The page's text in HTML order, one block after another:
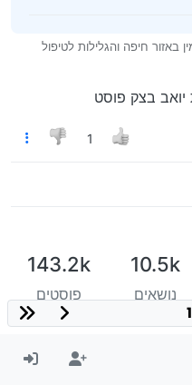
חיפה והגלילות לטיפול
בצק פוסט
1
10.5k
נושאים
143.2k
פוסטים